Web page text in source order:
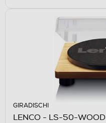
GIRADISCHI
LENCO - LS-50-WOOD